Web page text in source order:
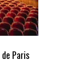
Paris